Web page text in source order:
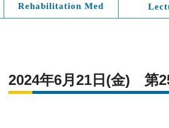
Rehabilitation Med
2024年6月21日(金)　第